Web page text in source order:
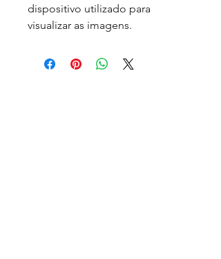
dispositivo utilizado para
visualizar as imagens.